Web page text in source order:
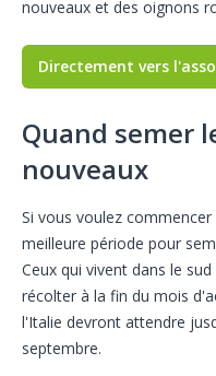
nouveaux et des oignons
Directement vers
Quand semer
nouveaux
Si vous voulez
meilleure période pour
Ceux qui vivent dans le
récolter à la fin du mois
l'Italie devront attendre
septembre.